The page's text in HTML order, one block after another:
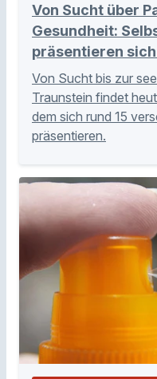
Von Sucht über
Gesundheit:
präsentieren
Von Sucht bis zur
Traunstein findet
dem sich rund 15
präsentieren.